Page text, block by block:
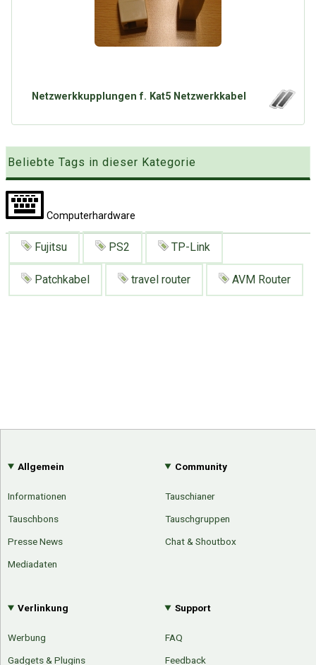
Mit Email Twitter
Google
Zufallsartikel
Kategoriewolke
Tagwolke
Netzwerkkupplungen f. Kat5 Netzwerkkabel
Beliebte Tags in dieser Kategorie
Computerhardware
Fujitsu PS2 TP-Link
Patchkabel travel router AVM Router
Allgemein
Informationen
Tauschbons
Presse News
Mediadaten
Community
Tauschianer
Tauschgruppen
Chat & Shoutbox
Verlinkung
Werbung
Gadgets & Plugins
Support
FAQ
Feedback